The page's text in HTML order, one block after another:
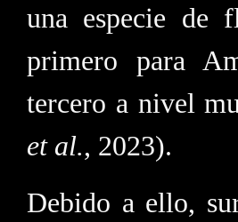
una especie de
primero para
tercero a nivel
et al., 2023).
Debido a ello,